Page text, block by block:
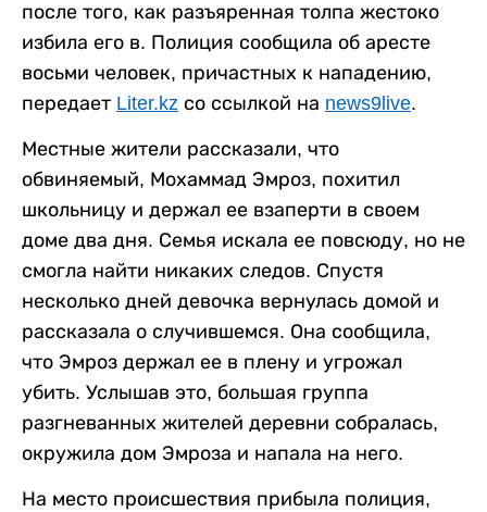
после того, как разъяренная толпа жестоко
избила его в. Полиция сообщила об аресте
восьми человек, причастных к нападению,
передает Liter.kz со ссылкой на news9live.
Местные жители рассказали, что
обвиняемый, Мохаммад Эмроз, похитил
школьницу и держал ее взаперти в своем
доме два дня. Семья искала ее повсюду, но не
смогла найти никаких следов. Спустя
несколько дней девочка вернулась домой и
рассказала о случившемся. Она сообщила,
что Эмроз держал ее в плену и угрожал
убить. Услышав это, большая группа
разгневанных жителей деревни собралась,
окружила дом Эмроза и напала на него.
На место происшествия прибыла полиция,